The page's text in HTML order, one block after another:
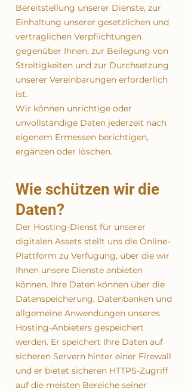
Bereitstellung unserer Dienste, zur
Einhaltung unserer gesetzlichen und
vertraglichen Verpflichtungen
gegenüber Ihnen, zur Beilegung von
Streitigkeiten und zur Durchsetzung
unserer Vereinbarungen erforderlich
ist.
Wir können unrichtige oder
unvollständige Daten jederzeit nach
eigenem Ermessen berichtigen,
ergänzen oder löschen.
Wie schützen wir die
Daten?
Der Hosting-Dienst für unserer
digitalen Assets stellt uns die Online-
Plattform zu Verfügung, über die wir
Ihnen unsere Dienste anbieten
können. Ihre Daten können über die
Datenspeicherung, Datenbanken und
allgemeine Anwendungen unseres
Hosting-Anbieters gespeichert
werden. Er speichert Ihre Daten auf
sicheren Servern hinter einer Firewall
und er bietet sicheren HTTPS-Zugriff
auf die meisten Bereiche seiner